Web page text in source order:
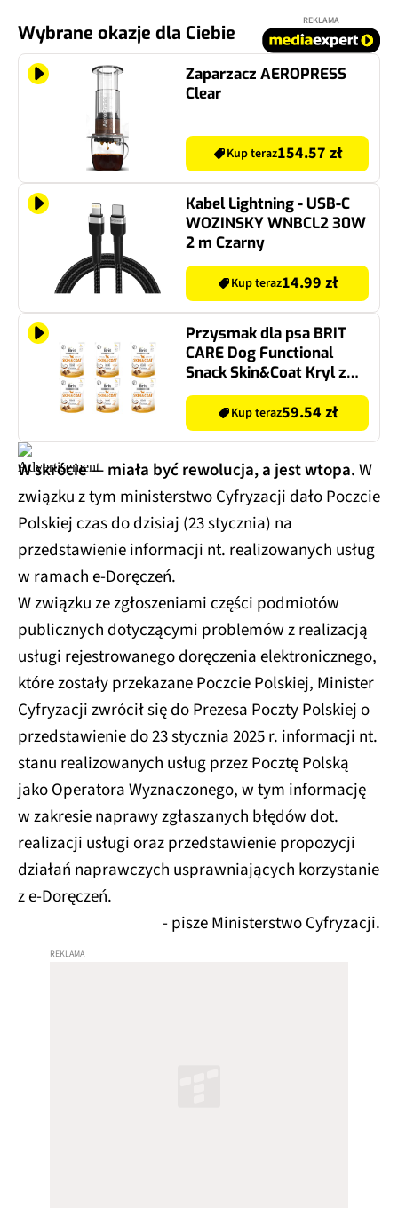
Wybrane okazje dla Ciebie
REKLAMA
Zaparzacz AEROPRESS
Clear
Kup teraz154.57 zł
Kabel Lightning - USB-C
WOZINSKY WNBCL2 30W
2 m Czarny
Kup teraz14.99 zł
Przysmak dla psa BRIT
CARE Dog Functional
Snack Skin&Coat Kryl z
kokosem 6 x 150 g
Kup teraz59.54 zł
W skrócie — miała być rewolucja, a jest wtopa.W
związku z tym ministerstwo Cyfryzacji dało Poczcie
Polskiej czas do dzisiaj (23 stycznia) na
przedstawienie informacji nt. realizowanych usług
w ramach e-Doręczeń.
W związku ze zgłoszeniami części podmiotów
publicznych dotyczącymi problemów z realizacją
usługi rejestrowanego doręczenia elektronicznego,
które zostały przekazane Poczcie Polskiej, Minister
Cyfryzacji zwrócił się do Prezesa Poczty Polskiej o
przedstawienie do 23 stycznia 2025 r. informacji nt.
stanu realizowanych usług przez Pocztę Polską
jako Operatora Wyznaczonego, w tym informację
w zakresie naprawy zgłaszanych błędów dot.
realizacji usługi oraz przedstawienie propozycji
działań naprawczych usprawniających korzystanie
z e-Doręczeń.
- pisze Ministerstwo Cyfryzacji.